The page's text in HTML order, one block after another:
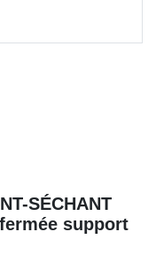
SÉCHANT
support